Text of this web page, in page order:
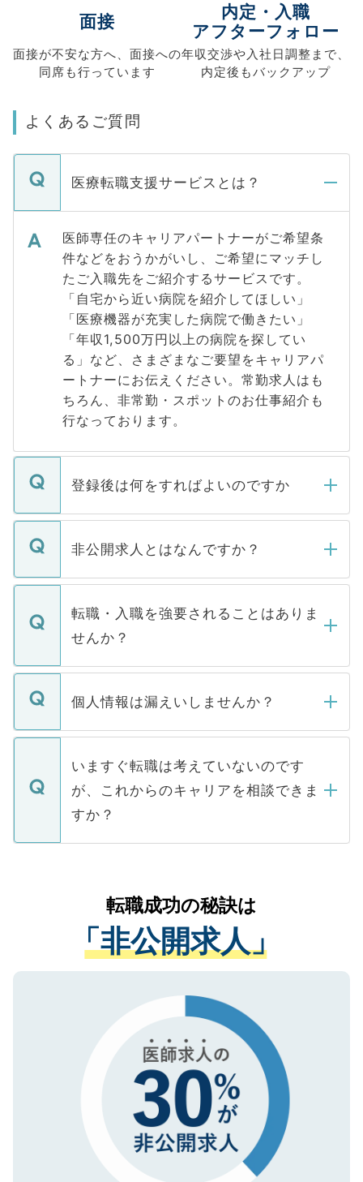
面接
面接が不安な方へ、 面接への
同席も行っています
内定・入職
アフターフォロー
年収交渉や入社日調整まで、
内定後もバックアップ
よくあるご質問
医療転職支援サービスとは？
医師専任のキャリアパートナーがご希望条
件などをおうかがいし、ご希望にマッチし
たご入職先をご紹介するサービスです。
「自宅から近い病院を紹介してほしい」
「医療機器が充実した病院で働きたい」
「年収1,500万円以上の病院を探してい
る」など、さまざまなご要望をキャリアパ
ートナーにお伝えください。常勤求人はも
ちろん、非常勤・スポットのお仕事紹介も
行なっております。
登録後は何をすればよいのですか
ご登録いただきましたら、弊社担当者がご
登録内容を確認し、その後メールもしくは
ます。通常、5営業日以内にはご連絡をせて
いただきますので、しばらくお待ちくださ
非公開求人とはなんですか？
マイナビDOCTORで取り扱っている求人の
うち約3割は、Webサイトからご覧いただ
けない「非公開求人」です。非公開求人は
下記の理由によって、一般には公開してい
ません。
■応募殺到を避けるため 人気のある医療機
関を公にしてしまうと、応募が殺到する場
に、医療機関が求める条件に合った人材の
みを人材紹介会社に依頼するケースが増え
ています。
転職・入職を強要されることはありま
せんか？
転職・入職を強要することは一切ありませ
ん。また、仮に応募先から内定をいただい
定を承諾する必要はありません。内定先へ
の辞退の連絡はキャリアパートナーが行い
個人情報は漏えいしませんか？
個人情報が漏えいすることはありませんの
で、ご安心ください。当サイトからの登録
などで収集したご登録者様の個人情報は、
ご本人のキャリアアップおよび転職活動の
支援を目的に使用いたします。お預かりし
ているすべての個人データはご本人の許可
は、個人情報の取り扱いについての厳密な
管理基準を満たした事業者のみに付与され
る、プライバシーマークを取得済みです。
で、機密保持に関してもご安心ください。
いますぐ転職は考えていないのです
が、これからのキャリアを相談できま
すか？
かがいして、現在の医療機関の状況や紹介
経験をまじえながら、適切なアドバイスを
させていただきます。すぐにご転職をされ
ない方には、長期的なサポートが可能です
ので、まずはご登録ください。
転職成功の秘訣は
「非公開求人」